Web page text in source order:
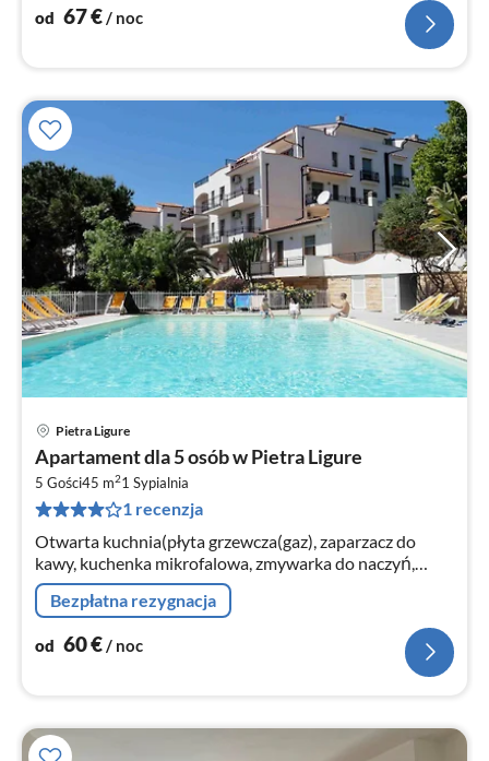
od 67€/ noc
Pietra Ligure
Apartament dla 5 osób w Pietra Ligure
5 Gości45 m21 Sypialnia
1 recenzja
Otwarta kuchnia(płyta grzewcza(gaz), zaparzacz do
kawy, kuchenka mikrofalowa, zmywarka do naczyń,
lodówka(+ zamrazarka))
Bezpłatna rezygnacja
od 60€/ noc